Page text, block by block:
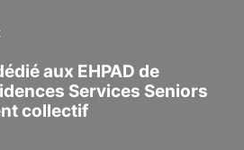
aux EHPAD de
Services Seniors
collectif